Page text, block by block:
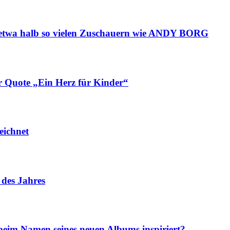
halb so vielen Zuschauern wie ANDY BORG
Quote „Ein Herz für Kinder“
Jahres